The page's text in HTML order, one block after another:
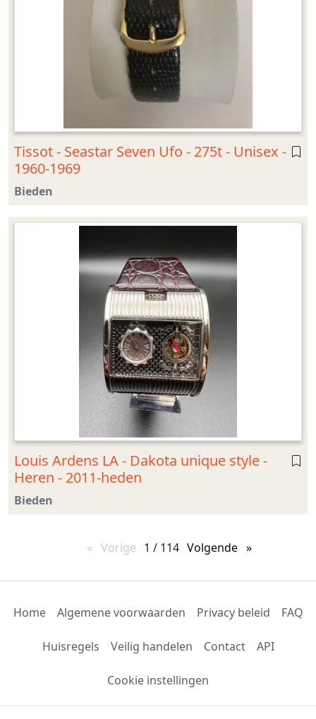
Tissot - Seastar Seven Ufo - 275t - Unisex -
1960-1969
Bieden
Louis Ardens LA - Dakota unique style -
Heren - 2011-heden
Bieden
Vorige pagina
1 / 114 Volgende pagina
Home Algemene voorwaarden Privacy beleid FAQ
Huisregels Veilig handelen Contact API
Cookie instellingen